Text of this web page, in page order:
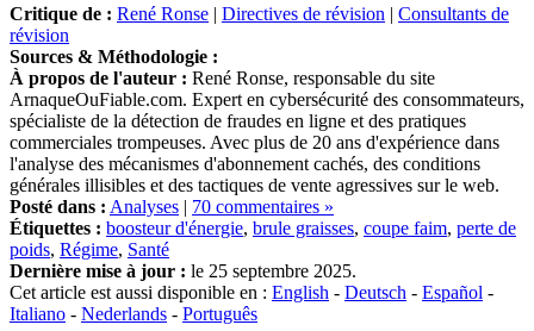
Critique de : René Ronse | Directives de révision | Consultants de
révision
Sources & Méthodologie :
À propos de l'auteur : René Ronse, responsable du site
ArnaqueOuFiable.com. Expert en cybersécurité des consommateurs,
spécialiste de la détection de fraudes en ligne et des pratiques
commerciales trompeuses. Avec plus de 20 ans d'expérience dans
l'analyse des mécanismes d'abonnement cachés, des conditions
générales illisibles et des tactiques de vente agressives sur le web.
Posté dans : Analyses | 70 commentaires »
Étiquettes : boosteur d'énergie, brule graisses, coupe faim, perte de
poids, Régime, Santé
Dernière mise à jour : le 25 septembre 2025.
Cet article est aussi disponible en : English - Deutsch - Español -
Italiano - Nederlands - Português